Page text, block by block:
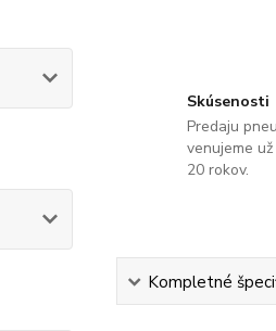
Skúsenosti
Predaju
venujeme
20 rokov.
Kompletné